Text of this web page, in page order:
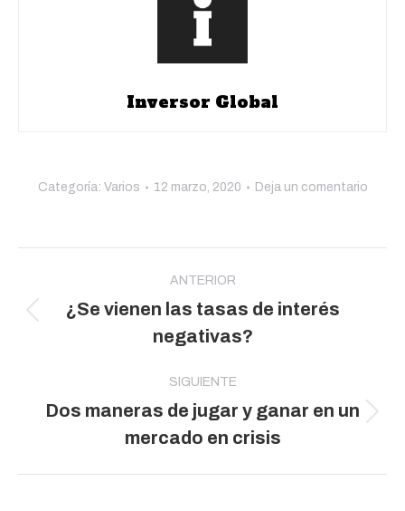
Inversor Global
Categoría: Varios 12 marzo, 2020 Deja un comentario
publicaciones
ANTERIOR
Publicación
anterior:
¿Se vienen las tasas de interés
negativas?
SIGUIENTE
Publicación
siguiente:
Dos maneras de jugar y ganar en un
mercado en crisis